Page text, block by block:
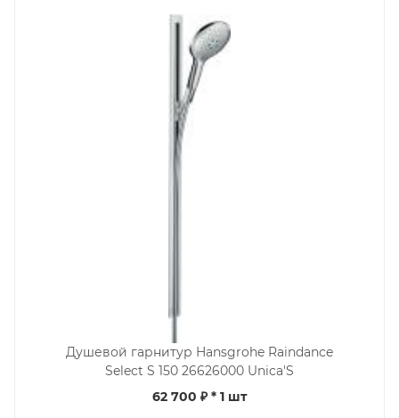
Душевой гарнитур Hansgrohe Raindance
Select S 150 26626000 Unica'S
62 700 ₽ * 1 шт